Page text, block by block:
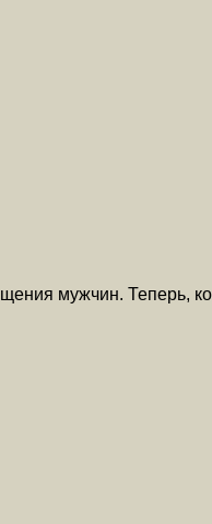
мужчин. Теперь,